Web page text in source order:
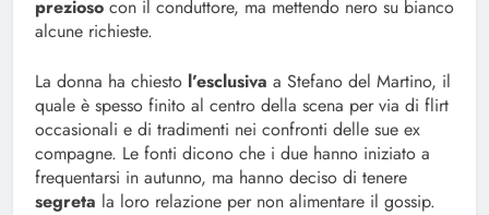
prezioso con il conduttore, ma mettendo nero su bianco
alcune richieste.
La donna ha chiesto l’esclusiva a Stefano del Martino, il
quale è spesso finito al centro della scena per via di flirt
occasionali e di tradimenti nei confronti delle sue ex
compagne. Le fonti dicono che i due hanno iniziato a
frequentarsi in autunno, ma hanno deciso di tenere
segreta la loro relazione per non alimentare il gossip.